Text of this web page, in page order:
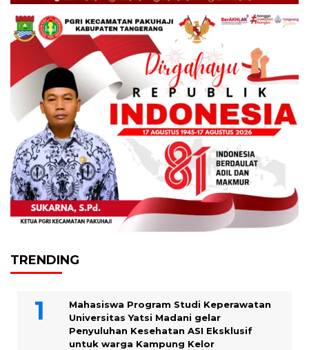
TRENDING
Mahasiswa Program Studi Keperawatan
Universitas Yatsi Madani gelar
Penyuluhan Kesehatan ASI Eksklusif
untuk warga Kampung ‎Kelor